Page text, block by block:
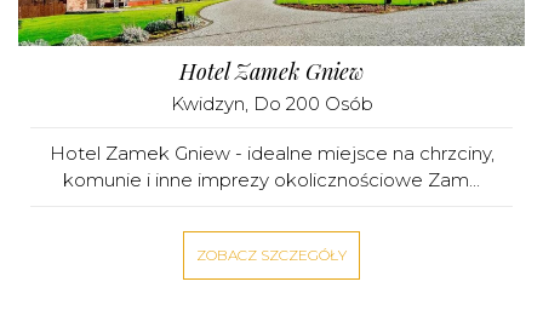
Hotel Zamek Gniew
Kwidzyn, Do 200 Osób
Hotel Zamek Gniew - idealne miejsce na chrzciny,
komunie i inne imprezy okolicznościowe Zam...
ZOBACZ SZCZEGÓŁY